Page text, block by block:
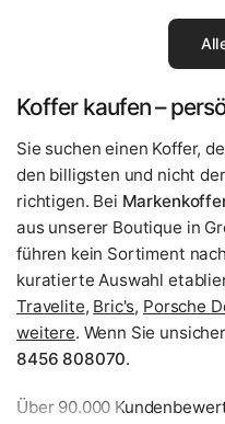
Koffer kaufen –
Sie suchen einen Koffer,
den billigsten und nicht
richtigen. Bei
aus unserer Boutique in
führen kein Sortiment
kuratierte Auswahl
Travelite, Bric's, Porsche
weitere. Wenn Sie
8456 808070.
Über 90.000